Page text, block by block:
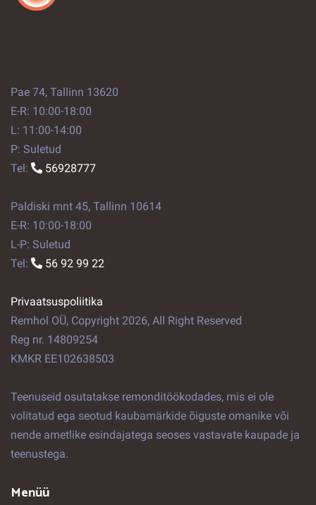
Pae 74, Tallinn 13620
E-R: 10:00-18:00
L: 11:00-14:00
P: Suletud
Tel:
56928777
Paldiski mnt 45, Tallinn 10614
E-R: 10:00-18:00
L-P: Suletud
Tel:
56 92 99 22
Privaatsuspoliitika
Remhol OÜ, Copyright 2026, All Right Reserved
Reg nr. 14809254
KMKR EE102638503
Teenuseid osutatakse remonditöökodades, mis ei ole
volitatud ega seotud kaubamärkide õiguste omanike või
nende ametlike esindajatega seoses vastavate kaupade ja
teenustega.
Menüü